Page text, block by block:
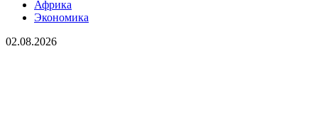
Африка
Экономика
02.08.2026